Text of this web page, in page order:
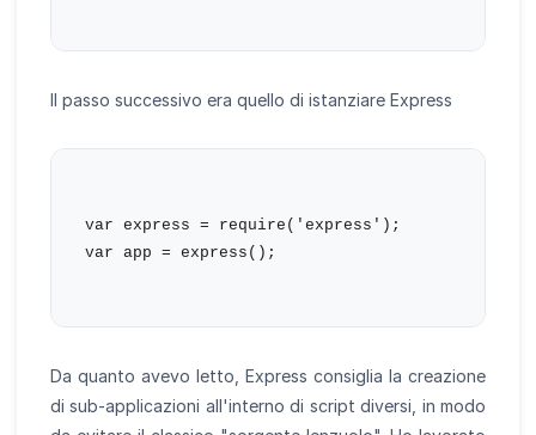
Il passo successivo era quello di istanziare Express
var express = require('express');
var app = express();
Da quanto avevo letto, Express consiglia la creazione
di sub-applicazioni all'interno di script diversi, in modo